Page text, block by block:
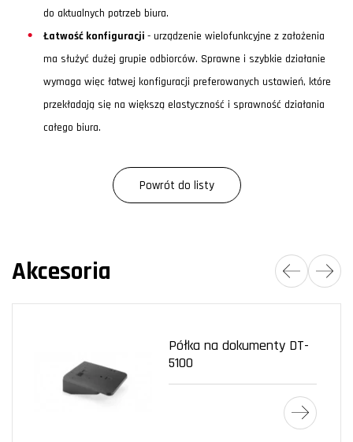
do aktualnych potrzeb biura.
Łatwość konfiguracji - urządzenie wielofunkcyjne z założenia
ma służyć dużej grupie odbiorców. Sprawne i szybkie działanie
wymaga więc łatwej konfiguracji preferowanych ustawień, które
przekładają się na większą elastyczność i sprawność działania
całego biura.
Powrót do listy
Akcesoria
Półka na dokumenty DT-
5100